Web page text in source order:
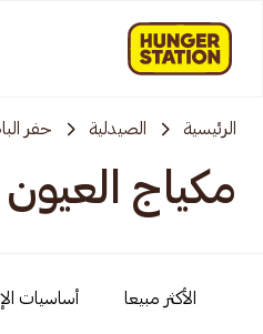
الرئيسية الصيدلية حفر
مكياج
الأكثر مبيعا أساسيات